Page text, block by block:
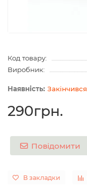
Код товару:
Виробник:
Закінчився
290грн.
Повідомити
В закладки